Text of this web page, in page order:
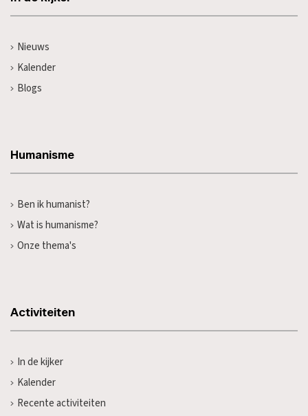
Nieuws
Kalender
Blogs
Humanisme
Ben ik humanist?
Wat is humanisme?
Onze thema's
Activiteiten
In de kijker
Kalender
Recente activiteiten